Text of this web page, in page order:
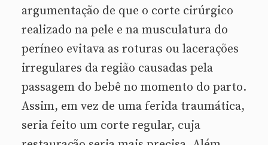
argumentação de que o corte cirúrgico
realizado na pele e na musculatura do
períneo evitava as roturas ou lacerações
irregulares da região causadas pela
passagem do bebê no momento do parto.
Assim, em vez de uma ferida traumática,
seria feito um corte regular, cuja